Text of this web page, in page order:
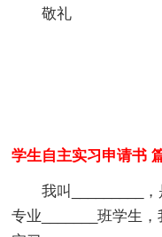
敬礼
学生自主实习申请书
我叫_________，
专业_______班学生，